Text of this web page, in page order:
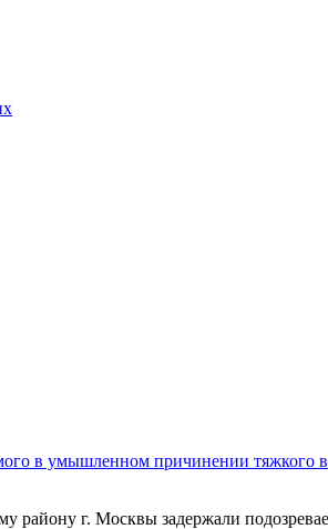
в умышленном причинении тяжкого
г. Москвы задержали